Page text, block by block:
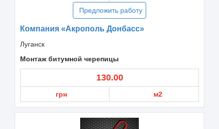
Предложить работу
Компания «Акрополь Донбасс»
Луганск
Монтаж битумной черепицы
130.00
грн м2